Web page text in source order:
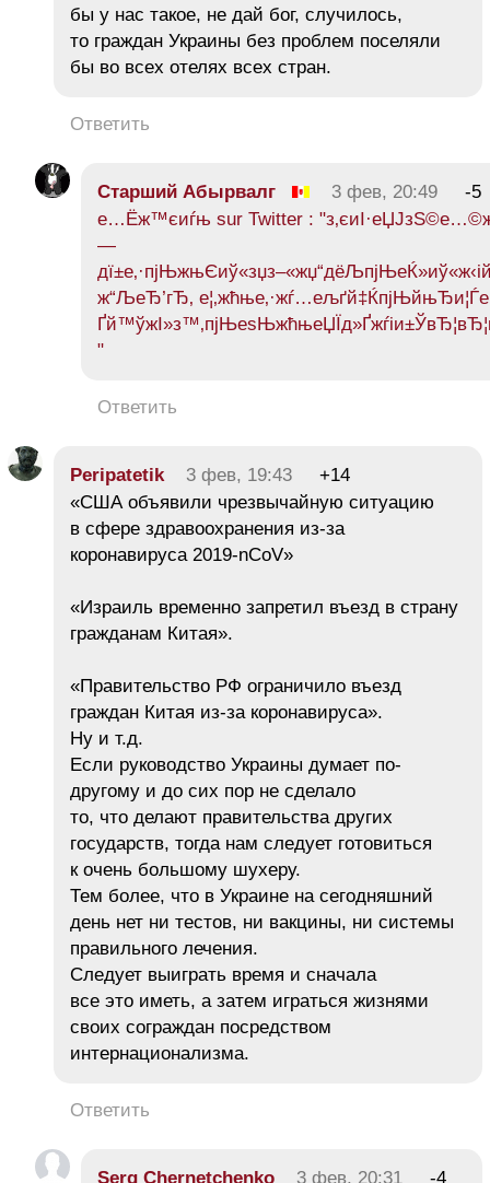
бы у нас такое, не дай бог, случилось,
то граждан Украины без проблем поселяли
бы во всех отелях всех стран.
Ответить
Старший Абырвалг 3 фев, 20:49
-5
е…Ёж™єиѓњ sur Twitter :
—
ж“ЉеЂ’гЂ‚
"
Ответить
Peripatetik 3 фев, 19:43
+14
«США объявили чрезвычайную ситуацию
в сфере здравоохранения из-за
коронавируса 2019-nCoV»
«Израиль временно запретил въезд в страну
гражданам Китая».
«Правительство РФ ограничило въезд
граждан Китая из-за коронавируса».
Ну и т.д.
Если руководство Украины думает по-
другому и до сих пор не сделало
то, что делают правительства других
государств, тогда нам следует готовиться
к очень большому шухеру.
Тем более, что в Украине на сегодняшний
день нет ни тестов, ни вакцины, ни системы
правильного лечения.
Следует выиграть время и сначала
все это иметь, а затем играться жизнями
своих сограждан посредством
интернационализма.
Ответить
Serg Chernetchenko 3 фев, 20:31 -4